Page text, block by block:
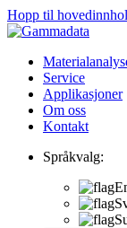
Hopp til
Service
Applikasjoner
Om oss
Kontakt
Språkvalg: